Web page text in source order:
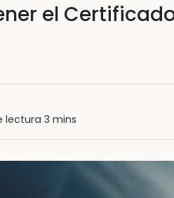
el
lectura 3 mins